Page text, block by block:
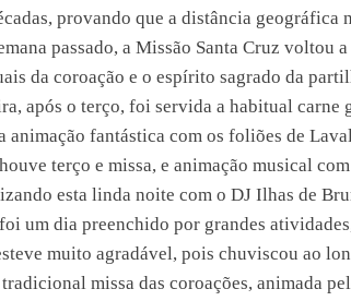
provando que a distância geográfica
passado, a Missão Santa Cruz voltou
da coroação e o espírito sagrado da
após o terço, foi servida a habitual carne
animação fantástica com os foliões de
terço e missa, e animação musical
esta linda noite com o DJ Ilhas de
um dia preenchido por grandes
muito agradável, pois chuviscou ao
missa das coroações, animada